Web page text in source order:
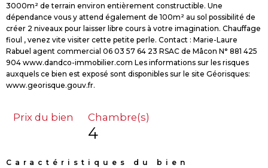
3000m² de terrain environ entièrement constructible. Une
dépendance vous y attend également de 100m² au sol possibilité de
créer 2 niveaux pour laisser libre cours à votre imagination. Chauffage
fioul , venez vite visiter cette petite perle. Contact : Marie-Laure
Rabuel agent commercial 06 03 57 64 23 RSAC de Mâcon N° 881 425
904 www.dandco-immobilier.com Les informations sur les risques
auxquels ce bien est exposé sont disponibles sur le site Géorisques:
Prix du bien Chambre(s)
4
Caractéristiques du bien